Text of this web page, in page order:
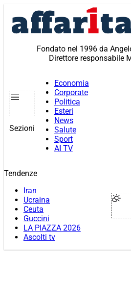
contenuto
Fondato nel 1996 da
Direttore responsabile
Sezioni
Economia
Corporate
Politica
Esteri
News
Salute
Sport
AI TV
Tendenze
Iran
Ucraina
Ceuta
Guccini
LA PIAZZA 2026
Ascolti tv